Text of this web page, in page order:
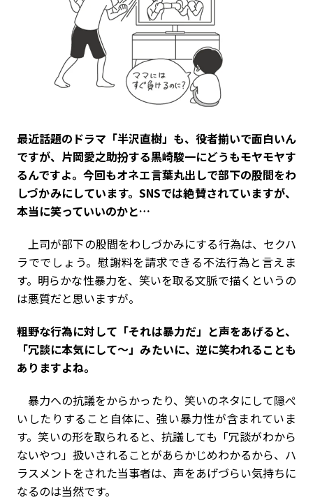
――最近話題のドラマ「半沢直樹」も、役者揃いで面白いん
ですが、片岡愛之助扮する黒崎駿一にどうもモヤモヤす
るんですよ。今回もオネエ言葉丸出しで部下の股間をわ
しづかみにしています。SNSでは絶賛されていますが、
本当に笑っていいのかと…
上司が部下の股間をわしづかみにする行為は、セクハ
ラででしょう。慰謝料を請求できる不法行為と言えま
す。明らかな性暴力を、笑いを取る文脈で描くというの
は悪質だと思いますが。
――粗野な行為に対して「それは暴力だ」と声をあげると、
「冗談に本気にして～」みたいに、逆に笑われることも
ありますよね。
暴力への抗議をからかったり、笑いのネタにして隠ぺ
いしたりすること自体に、強い暴力性が含まれていま
す。笑いの形を取られると、抗議しても「冗談がわから
ないやつ」扱いされることがあらかじめわかるから、ハ
ラスメントをされた当事者は、声をあげづらい気持ちに
なるのは当然です。